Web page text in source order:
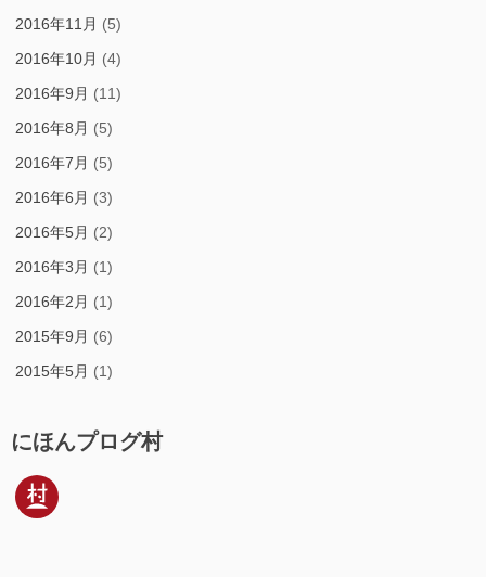
2016年11月 (5)
2016年10月 (4)
2016年9月 (11)
2016年8月 (5)
2016年7月 (5)
2016年6月 (3)
2016年5月 (2)
2016年3月 (1)
2016年2月 (1)
2015年9月 (6)
2015年5月 (1)
にほんプログ村